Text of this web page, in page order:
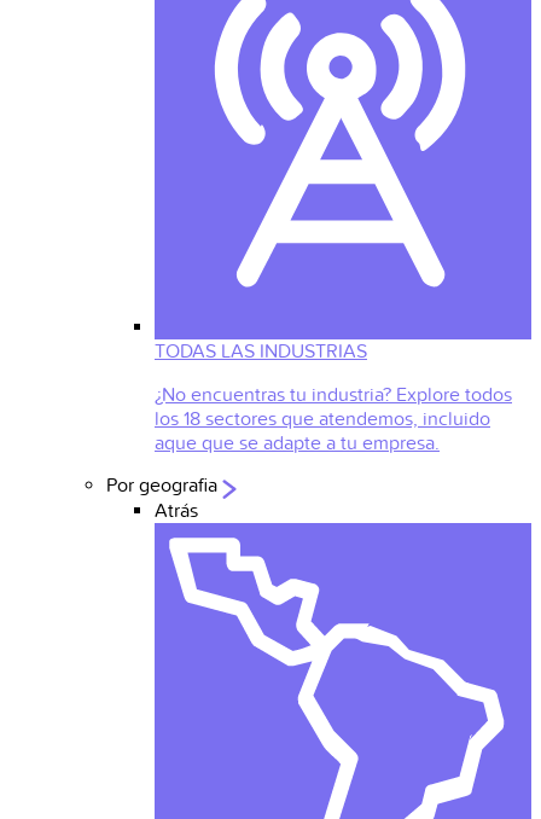
TODAS LAS INDUSTRIAS
¿No encuentras tu industria? Explore todos
los 18 sectores que atendemos, incluido
aque que se adapte a tu empresa.
Por geografia
Atrás